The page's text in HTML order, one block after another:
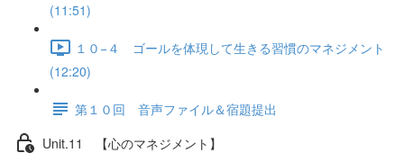
(11:51)
１０−４ ゴールを体現して生きる習慣のマネジメント
(12:20)
第１０回 音声ファイル＆宿題提出
Unit.11 【心のマネジメント】